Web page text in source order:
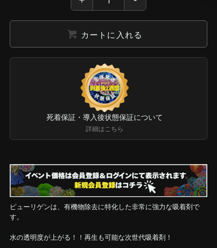
カートに入れる
死着保証・導入後状態保証について
詳細はこちら
ピューリゲンは、有機物除去に特化した非常に強力な吸着剤で
す。
水の透明度が上がる！！再生も可能な次世代吸着剤！